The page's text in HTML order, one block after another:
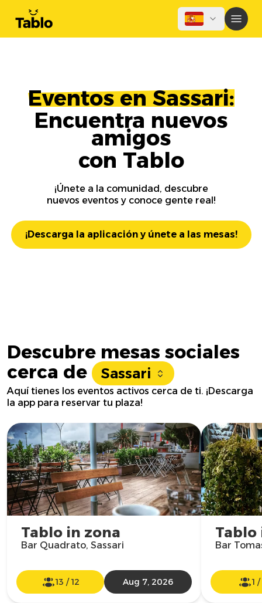
Eventos en Sassari:
Encuentra nuevos
amigos
con Tablo
¡Únete a la comunidad, descubre
nuevos eventos y conoce gente real!
¡Descarga la aplicación y únete a las mesas!
Descubre mesas sociales
cerca de
Sassari
Aquí tienes los eventos activos cerca de ti. ¡Descarga
la app para reservar tu plaza!
Tablo in zona
Bar Quadrato, Sassari
13 /12 Aug 7, 2026
Tablo
Bar
1 /